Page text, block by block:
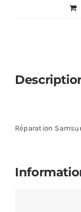
Réparation